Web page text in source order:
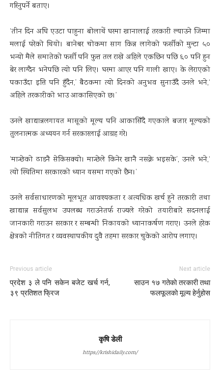
गरिनुपर्ने बताए।
‘तीन दिन अघि एउटा पाहुना बोलाथें घरमा खानालाई तरकारी ल्याउने जिम्मा
मलाई परेको थियो। बानेश्वर चोकमा साग किन्न लागेको फर्सीको मुन्टा ५०
भन्यो मैले समातेको फर्सी पनि फुत्त तल राखे अहिले एकछिन पछि ६० पनि हुन
बेर लाग्दैन भनेपछि त्यो पनि लिए। घरमा आएर पनि गाली खाए। के लेराएको
पकाउँदा इत्ति पनि हुँदैन,’ बैठकमा त्यो दिनको अनुभव सुनाउँदै उनले भने,‘
अहिले तरकारीको भाउ आकासिएको छ।’
उनले खाद्यान्नलगायत मासूको मूल्य पनि आकासिँदै गएकाले बजार मूल्यको
तुलनात्मक अध्ययन गर्न सरकारलाई आग्रह गरे।
‘मान्छेको ढाडनै सेकिसक्यो। मान्छेले किनेर खानै नसक्ने भइसके’, उनले भने,‘
त्यो स्थितिमा सरकारको ध्यान यसमा गएको छैन।’
उनले सर्वसाधारणको मूलभूत आवश्यकता र अत्यधिक खर्च हुने तरकारी तथा
खाद्यान्न सर्वसुलभ उपलब्ध गराउनेतर्फ राज्यले गरेको तयारीबारे सदनलाई
जानकारी गराउन सरकार र सम्बन्धी निकायको ध्यानाकर्षण गराए। उनले हरेक
क्षेत्रको नीतिगत र व्यवस्थापकीय दुवै तहमा सरकार चुकेको आरोप लगाए।
Previous article
प्रदेश ३ ले पनि सकेन बजेट खर्च गर्न,
३९ प्रतिशत फ्रिज
Next article
साउन १७ गतेकाे तरकारी तथा
फलफूलकाे मूल्य हेर्नुहाेस
कृषि डेली
https://krishidaily.com/